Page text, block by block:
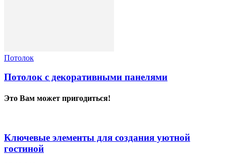
Потолок
Потолок с декоративными панелями
Это Вам может пригодиться!
Ключевые элементы для создания уютной
гостиной